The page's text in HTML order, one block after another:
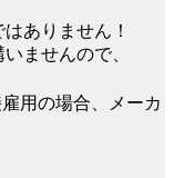
ありません！
ませんので、
用の場合、メーカ